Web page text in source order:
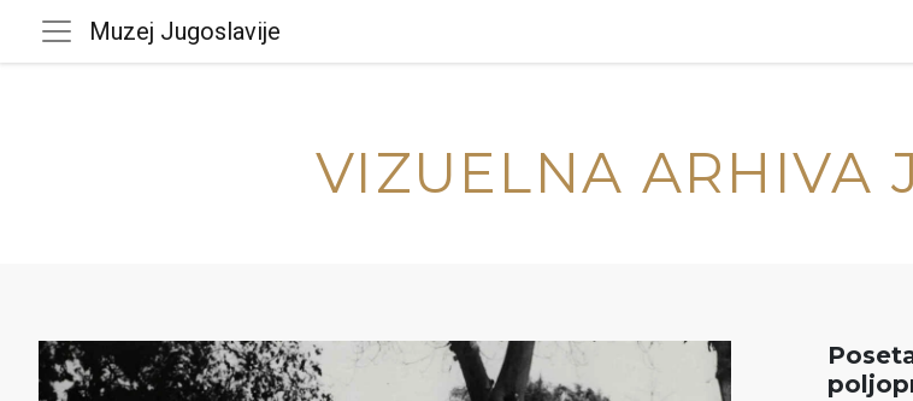
Muzej Jugoslavije
VIZUELNA ARHIVA